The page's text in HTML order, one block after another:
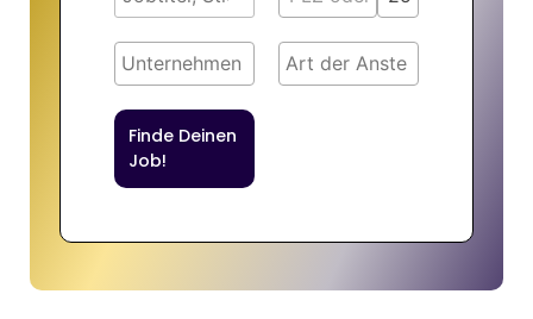
Finde Deinen
Job!